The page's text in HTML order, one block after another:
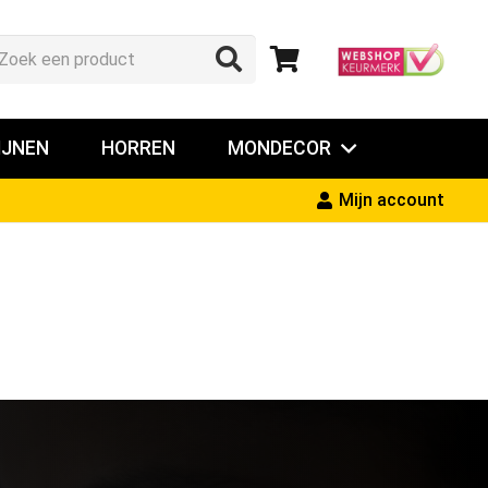
HORREN MONDECOR
Mijn account